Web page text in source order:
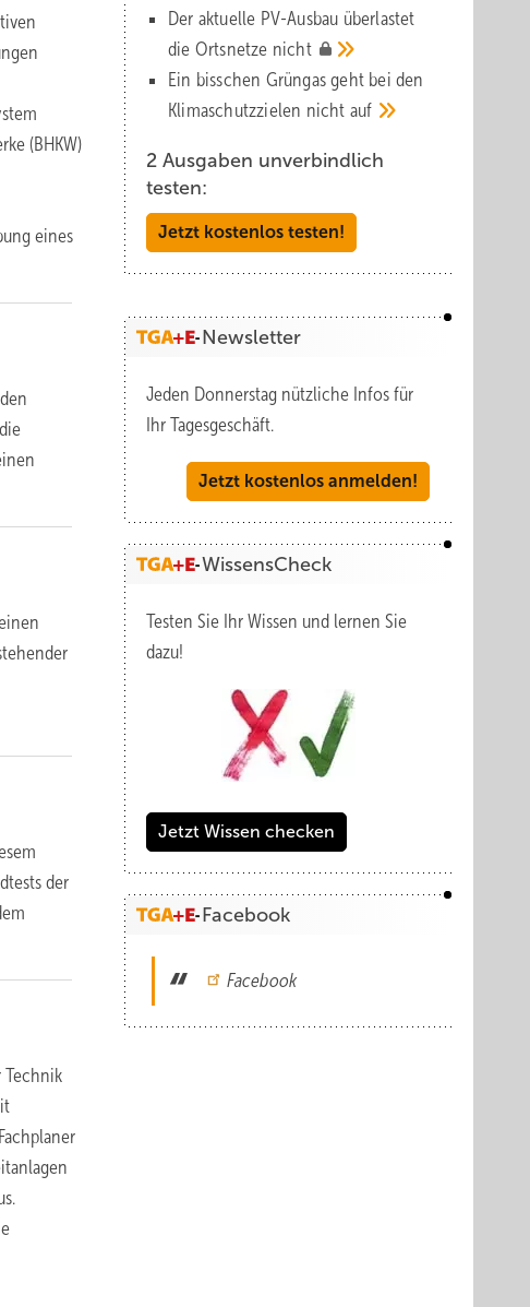
(BHKW)
eines
der
Technik
Der aktuelle PV-Ausbau über­lastet
die Orts­netze nicht
Ein bisschen Grüngas geht bei den
Klima­schutz­zielen nicht auf
2 Ausgaben unverbindlich
testen:
Jetzt kostenlos testen!
Newsletter
Jeden Donnerstag nützliche Infos für
Ihr Tagesgeschäft.
Jetzt kostenlos anmelden!
WissensCheck
Testen Sie Ihr Wissen und lernen Sie
dazu!
Jetzt Wissen checken
Facebook
Facebook